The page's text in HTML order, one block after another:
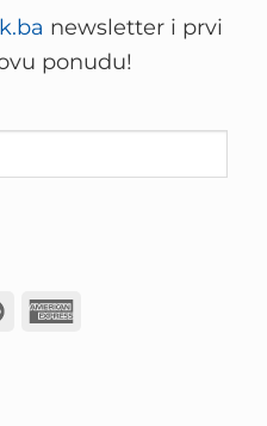
newsletter i prvi
ponudu!
Maestro